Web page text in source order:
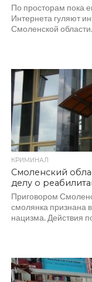
По просторам пока
Интернета гуляют
Смоленской области.
КРИМИНАЛ
Смоленский
делу о
Приговором
смолянка признана
нацизма. Действия